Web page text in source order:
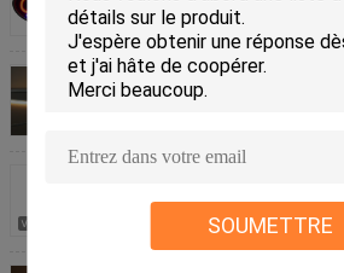
SOUMETTRE
Source lumineuse flexible
de bande d'IP68 LED SMD
Signe ouvert de barre au